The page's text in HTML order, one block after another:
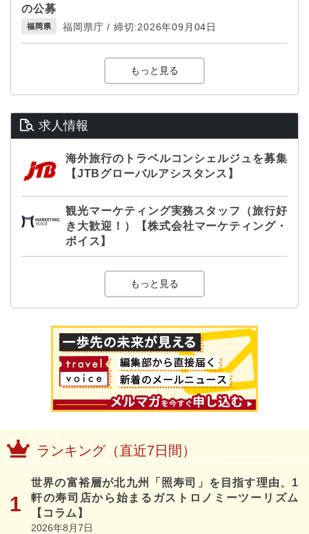
の公募
福岡県 福岡県庁 / 締切:2026年09月04日
もっと見る
求人情報
海外旅行のトラベルコンシェルジュを募集
【JTBグローバルアシスタンス】
観光マーケティング実務スタッフ（旅行好
き大歓迎！）【株式会社マーケティング・
ボイス】
もっと見る
ランキング（直近7日間）
世界の富裕層が北九州「照寿司」を目指す理由、1
軒の寿司店から始まるガストロノミーツーリズム
【コラム】
2026年8月7日